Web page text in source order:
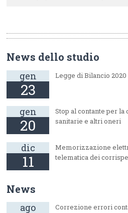
News dello studio
gen
23
Legge di Bilancio 2020
gen
20
Stop al contante per
sanitarie e altri oneri
dic
11
Memorizzazione
telematica dei
News
ago
Correzione errori